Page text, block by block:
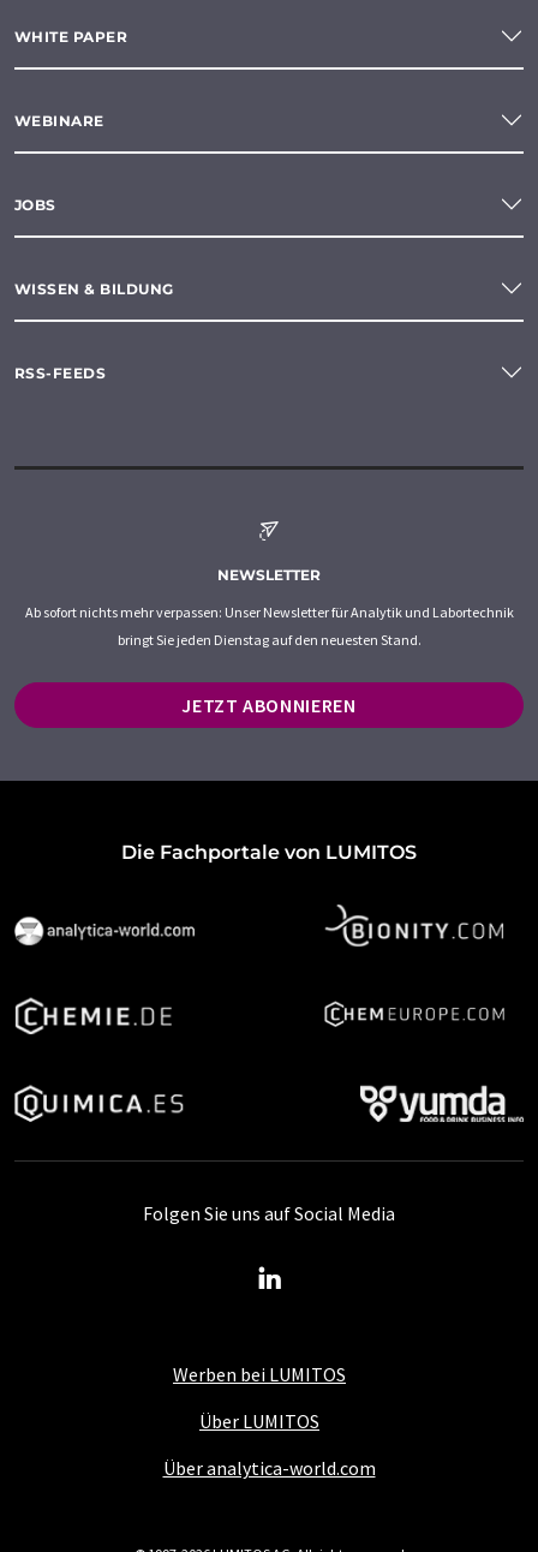
WHITE PAPER
WEBINARE
JOBS
WISSEN & BILDUNG
RSS-FEEDS
NEWSLETTER
Ab sofort nichts mehr verpassen: Unser Newsletter für Analytik und Labortechnik
bringt Sie jeden Dienstag auf den neuesten Stand.
JETZT ABONNIEREN
Die Fachportale von LUMITOS
Werben bei LUMITOS
Über LUMITOS
Über analytica-world.com
Folgen Sie uns auf Social Media